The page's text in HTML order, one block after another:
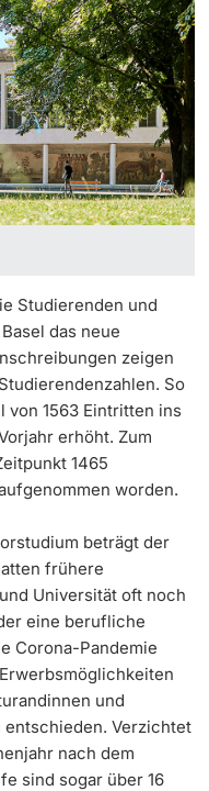
‡ ‡ ‡ ‡ ‡ ‡ ‡ ‡
Studierenden und
das neue
zeigen
So
1563 Eintritten ins
erhöht. Zum
1465
worden.
beträgt der
frühere
Universität oft noch
eine berufliche
Corona-Pandemie
und
Verzichtet
nach dem
sind sogar über 16